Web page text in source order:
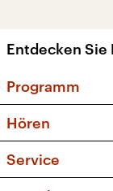
Entdecken
Programm
Musikliste
Hören
Service